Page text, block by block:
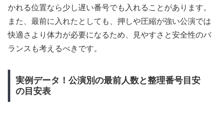
かれる位置なら少し遅い番号でも入れることがあります。
また、最前に入れたとしても、押しや圧縮が強い公演では
快適さより体力が必要になるため、見やすさと安全性のバ
ランスも考えるべきです。
実例データ！公演別の最前人数と整理番号目安
の目安表